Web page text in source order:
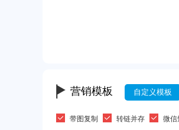
营销模板 自定义模板
带图复制 转链并存 微信